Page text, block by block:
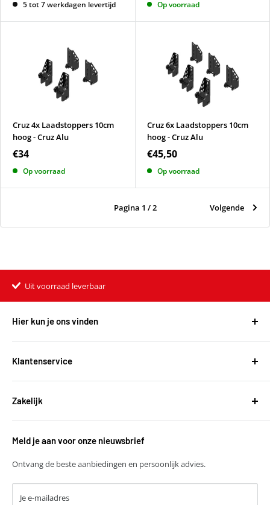
5 tot 7 werkdagen levertijd Op voorraad
Cruz 4x Laadstoppers 10cm
hoog - Cruz Alu
€34
Op voorraad
Cruz 6x Laadstoppers 10cm
hoog - Cruz Alu
€45,50
Op voorraad
Pagina 1 / 2 Volgende
Uit voorraad leverbaar
Hier kun je ons vinden
Harvest Automotive B.V.
De Wel 34a
BTW: NL850118931B01
T+31 (0)30 6777775
Everkoop@harvestbv.nl
Klantenservice
Over ons
Bestellen en leveringen
Betalen
Retourneren
Zakelijk
Zakelijke klant worden
Samenwerkingsmogelijkheden
Meld je aan voor onze nieuwsbrief
Ontvang de beste aanbiedingen en persoonlijk advies.
Je e-mailadres